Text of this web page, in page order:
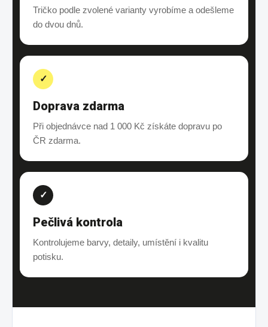
Tričko podle zvolené varianty vyrobíme a odešleme
do dvou dnů.
✓
Doprava zdarma
Při objednávce nad 1 000 Kč získáte dopravu po
ČR zdarma.
✓
Pečlivá kontrola
Kontrolujeme barvy, detaily, umístění i kvalitu
potisku.